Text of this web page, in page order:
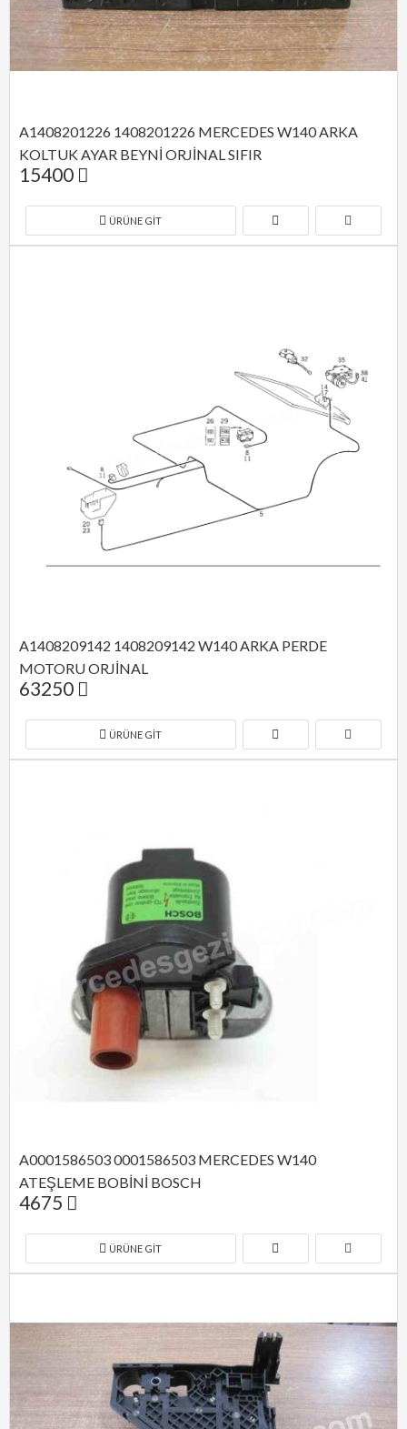
A1408201226 1408201226 MERCEDES W140 ARKA
KOLTUK AYAR BEYNİ ORJİNAL SIFIR
15400
ÜRÜNE GIT
A1408209142 1408209142 W140 ARKA PERDE
MOTORU ORJİNAL
63250
ÜRÜNE GIT
A0001586503 0001586503 MERCEDES W140
ATEŞLEME BOBİNİ BOSCH
4675
ÜRÜNE GIT